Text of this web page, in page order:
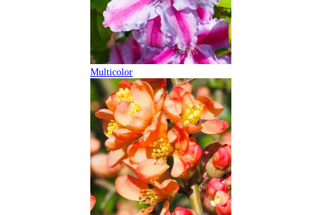
Multicolor